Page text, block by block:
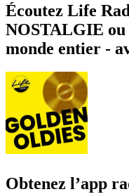
Écoutez Life
NOSTALGIE
monde entier -
Obtenez l’app